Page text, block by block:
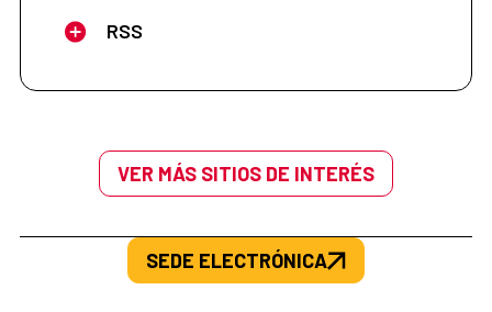
RSS
VER MÁS SITIOS DE INTERÉS
SEDE ELECTRÓNICA